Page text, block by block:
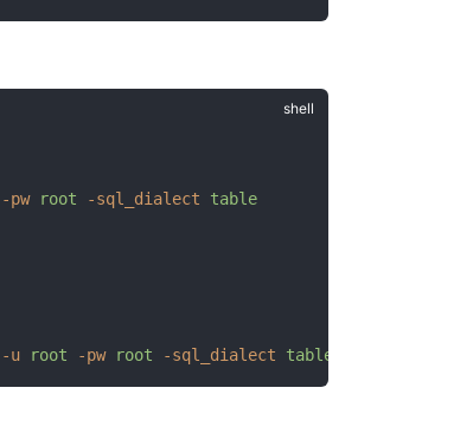
-pw root -sql_dialect table
-u root -pw root -sql_dialect table